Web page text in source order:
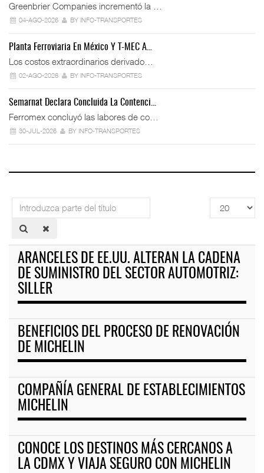
Greenbrier Companies incrementó la …
04-AGO-2026 BY INFO-TRANSPORTES
Planta Ferroviaria En México Y T-MEC A…
Los costos extraordinarios derivado…
02-AGO-2026 BY INFO-TRANSPORTES
Semarnat Declara Concluida La Contenci…
Ferromex concluyó las labores de co…
30-JUL-2026 BY INFO-TRANSPORTES
Introduzca
parte
del
Cantidad
a
ARANCELES DE EE.UU. ALTERAN LA CADENA
DE SUMINISTRO DEL SECTOR AUTOMOTRIZ:
SILLER
BENEFICIOS DEL PROCESO DE RENOVACIÓN
DE MICHELIN
COMPAÑÍA GENERAL DE ESTABLECIMIENTOS
MICHELIN
CONOCE LOS DESTINOS MÁS CERCANOS A
LA CDMX Y VIAJA SEGURO CON MICHELIN